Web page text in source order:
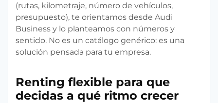
(rutas, kilometraje, número de vehículos,
presupuesto), te orientamos desde Audi
Business y lo planteamos con números y
sentido. No es un catálogo genérico: es una
solución pensada para tu empresa.
Renting flexible para que
decidas a qué ritmo crecer